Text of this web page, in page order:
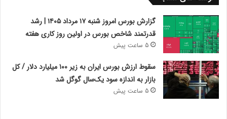
گزارش بورس امروز شنبه ۱۷ مرداد ۱۴۰۵ | رشد
قدرتمند شاخص بورس در اولین روز کاری هفته
5 ساعت پیش
سقوط ارزش بورس ایران به زیر ۱۰۰ میلیارد دلار / کل
بازار به اندازه سود یک‌سال گوگل شد
5 ساعت پیش